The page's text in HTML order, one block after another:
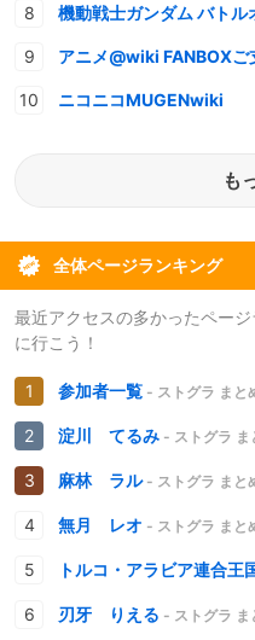
機動戦士ガンダム バトル
アニメ@wiki FANBOXご
ニコニコMUGENwiki
も
全体ページランキング
最近アクセスの多かったペー
に行こう！
参加者一覧 - ストグラ まと
淀川 てるみ - ストグラ ま
麻林 ラル- ストグラ まと
無月 レオ - ストグラ まと
トルコ・アラビア連合王
刃牙 りえる - ストグラ ま